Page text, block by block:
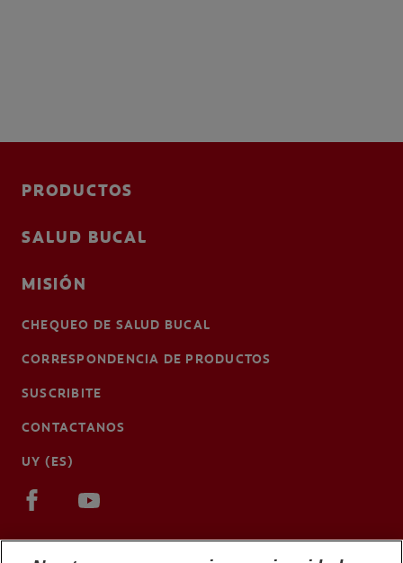
PRODUCTOS
SALUD BUCAL
MISIÓN
CHEQUEO DE SALUD BUCAL
CORRESPONDENCIA DE PRODUCTOS
SUSCRIBITE
CONTACTANOS
UY (ES)